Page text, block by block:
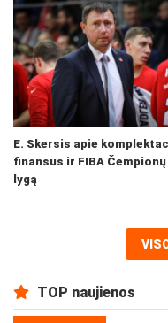
E. Skersis apie
finansus ir FIBA Čempionų
lygą
TOP naujienos